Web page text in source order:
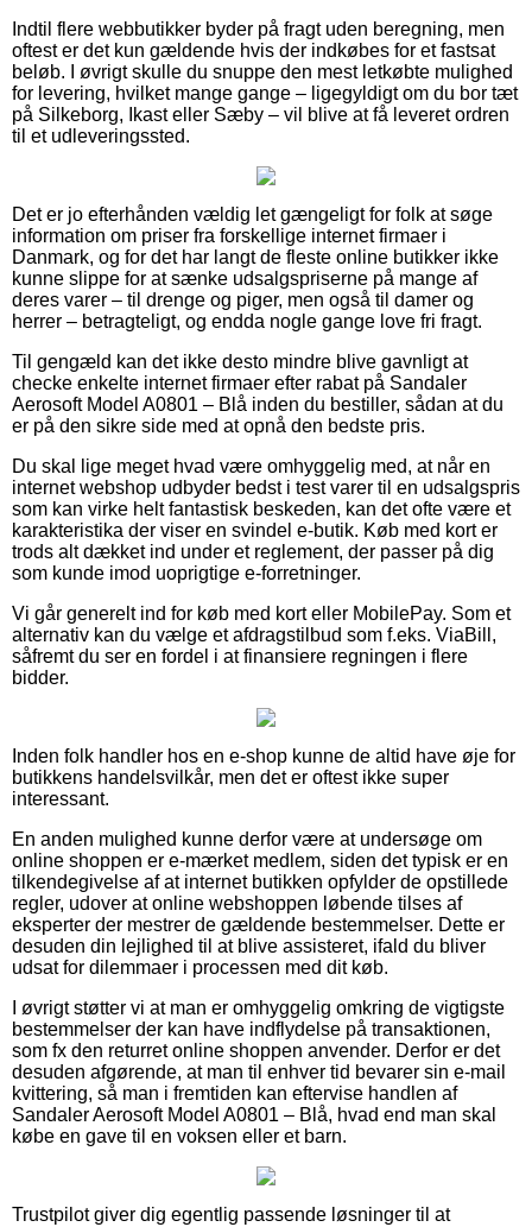
Indtil flere webbutikker byder på fragt uden beregning, men
oftest er det kun gældende hvis der indkøbes for et fastsat
beløb. I øvrigt skulle du snuppe den mest letkøbte mulighed
for levering, hvilket mange gange – ligegyldigt om du bor tæt
på Silkeborg, Ikast eller Sæby – vil blive at få leveret ordren
til et udleveringssted.
Det er jo efterhånden vældig let gængeligt for folk at søge
information om priser fra forskellige internet firmaer i
Danmark, og for det har langt de fleste online butikker ikke
kunne slippe for at sænke udsalgspriserne på mange af
deres varer – til drenge og piger, men også til damer og
herrer – betragteligt, og endda nogle gange love fri fragt.
Til gengæld kan det ikke desto mindre blive gavnligt at
checke enkelte internet firmaer efter rabat på Sandaler
Aerosoft Model A0801 – Blå inden du bestiller, sådan at du
er på den sikre side med at opnå den bedste pris.
Du skal lige meget hvad være omhyggelig med, at når en
internet webshop udbyder bedst i test varer til en udsalgspris
som kan virke helt fantastisk beskeden, kan det ofte være et
karakteristika der viser en svindel e-butik. Køb med kort er
trods alt dækket ind under et reglement, der passer på dig
som kunde imod uoprigtige e-forretninger.
Vi går generelt ind for køb med kort eller MobilePay. Som et
alternativ kan du vælge et afdragstilbud som f.eks. ViaBill,
såfremt du ser en fordel i at finansiere regningen i flere
bidder.
Inden folk handler hos en e-shop kunne de altid have øje for
butikkens handelsvilkår, men det er oftest ikke super
interessant.
En anden mulighed kunne derfor være at undersøge om
online shoppen er e-mærket medlem, siden det typisk er en
tilkendegivelse af at internet butikken opfylder de opstillede
regler, udover at online webshoppen løbende tilses af
eksperter der mestrer de gældende bestemmelser. Dette er
desuden din lejlighed til at blive assisteret, ifald du bliver
udsat for dilemmaer i processen med dit køb.
I øvrigt støtter vi at man er omhyggelig omkring de vigtigste
bestemmelser der kan have indflydelse på transaktionen,
som fx den returret online shoppen anvender. Derfor er det
desuden afgørende, at man til enhver tid bevarer sin e-mail
kvittering, så man i fremtiden kan eftervise handlen af
Sandaler Aerosoft Model A0801 – Blå, hvad end man skal
købe en gave til en voksen eller et barn.
Trustpilot giver dig egentlig passende løsninger til at